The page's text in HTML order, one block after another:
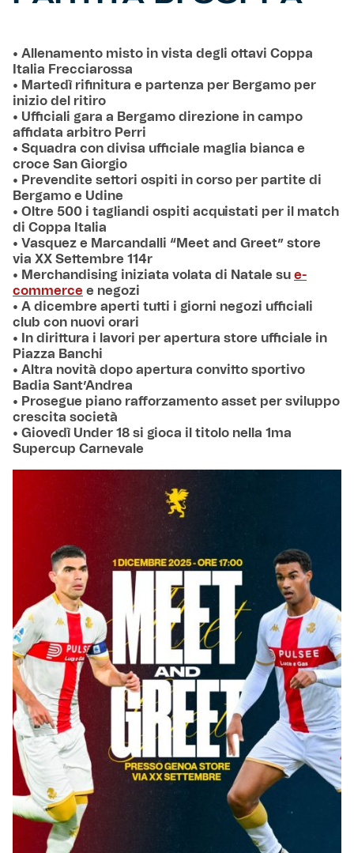
• Allenamento misto in vista degli ottavi Coppa
Italia Frecciarossa
• Martedì rifinitura e partenza per Bergamo per
inizio del ritiro
• Ufficiali gara a Bergamo direzione in campo
affidata arbitro Perri
• Squadra con divisa ufficiale maglia bianca e
croce San Giorgio
• Prevendite settori ospiti in corso per partite di
Bergamo e Udine
• Oltre 500 i tagliandi ospiti acquistati per il match
di Coppa Italia
• Vasquez e Marcandalli “Meet and Greet” store
via XX Settembre 114r
• Merchandising iniziata volata di Natale su e-
commerce e negozi
• A dicembre aperti tutti i giorni negozi ufficiali
club con nuovi orari
• In dirittura i lavori per apertura store ufficiale in
Piazza Banchi
• Altra novità dopo apertura convitto sportivo
Badia Sant’Andrea
• Prosegue piano rafforzamento asset per sviluppo
crescita società
• Giovedì Under 18 si gioca il titolo nella 1ma
Supercup Carnevale